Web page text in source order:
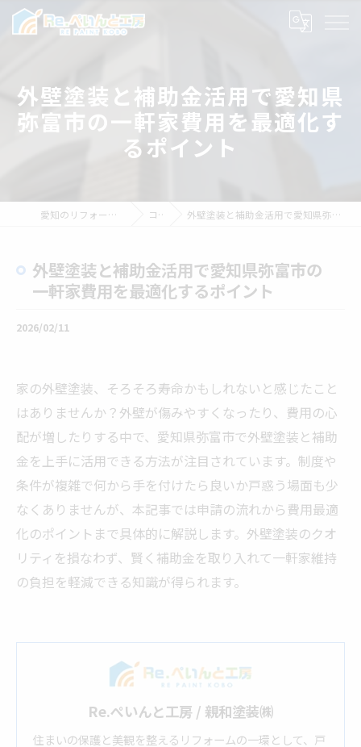
外壁塗装と補助金活用で愛知県
弥富市の一軒家費用を最適化す
るポイント
愛知のリフォームならRe.ぺいんと工房 コラム 外壁塗装と補助金活用で愛知県弥富市の一軒家費用を最適化するポイント
外壁塗装と補助金活用で愛知県弥富市の
一軒家費用を最適化するポイント
2026/02/11
家の外壁塗装、そろそろ寿命かもしれないと感じたこと
はありませんか？外壁が傷みやすくなったり、費用の心
配が増したりする中で、愛知県弥富市で外壁塗装と補助
金を上手に活用できる方法が注目されています。制度や
条件が複雑で何から手を付けたら良いか戸惑う場面も少
なくありませんが、本記事では申請の流れから費用最適
化のポイントまで具体的に解説します。外壁塗装のクオ
リティを損なわず、賢く補助金を取り入れて一軒家維持
の負担を軽減できる知識が得られます。
Re.ぺいんと工房 / 親和塗装㈱
住まいの保護と美観を整えるリフォームの一環として、戸